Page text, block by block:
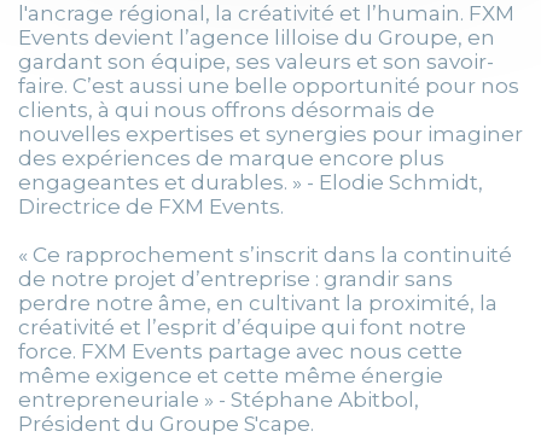
l'ancrage régional, la créativité et l’humain. FXM
Events devient l’agence lilloise du Groupe, en
gardant son équipe, ses valeurs et son savoir-
faire. C’est aussi une belle opportunité pour nos
clients, à qui nous offrons désormais de
nouvelles expertises et synergies pour imaginer
des expériences de marque encore plus
engageantes et durables. » - Elodie Schmidt,
Directrice de FXM Events.
« Ce rapprochement s’inscrit dans la continuité
de notre projet d’entreprise : grandir sans
perdre notre âme, en cultivant la proximité, la
créativité et l’esprit d’équipe qui font notre
force. FXM Events partage avec nous cette
même exigence et cette même énergie
entrepreneuriale » - Stéphane Abitbol,
Président du Groupe S'cape.